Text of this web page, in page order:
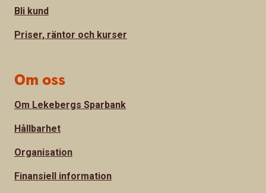
Bli kund
Priser, räntor och kurser
Om oss
Om Lekebergs Sparbank
Hållbarhet
Organisation
Finansiell information